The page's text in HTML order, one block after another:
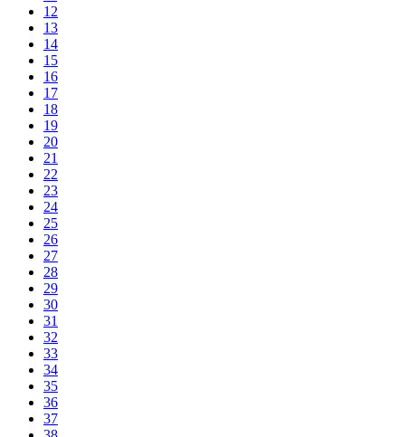
12
13
14
15
16
17
18
19
20
21
22
23
24
25
26
27
28
29
30
31
32
33
34
35
36
37